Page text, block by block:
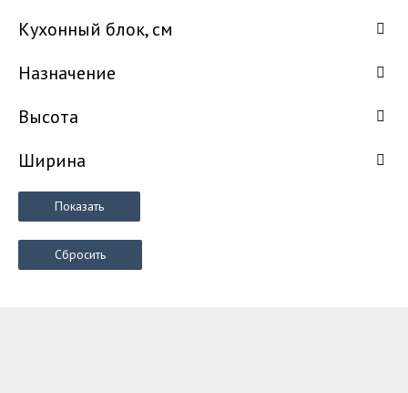
Кухонный блок, см
Назначение
Высота
Ширина
Показать
Сбросить